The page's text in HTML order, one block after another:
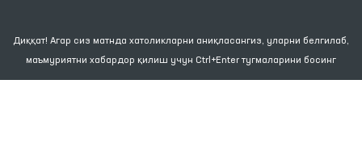
Диққат! Агар сиз матнда хатоликларни аниқласангиз, уларни белгилаб,
маъмуриятни хабардор қилиш учун Ctrl+Enter тугмаларини босинг